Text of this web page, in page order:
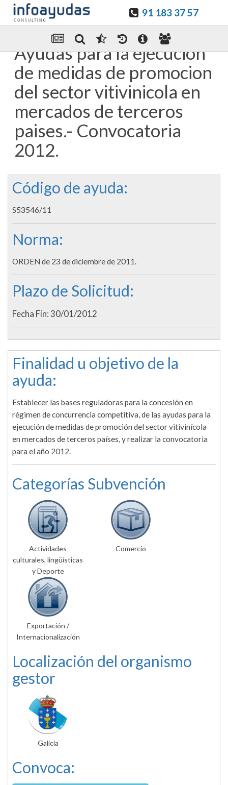
91 183 37 57
Enviar Por email
Ayudas para la ejecucion
de medidas de promocion
del sector vitivinicola en
mercados de terceros
paises.- Convocatoria
2012.
Código de ayuda:
S53546/11
Norma:
ORDEN de 23 de diciembre de 2011.
Plazo de Solicitud:
Fecha Fin: 30/01/2012
Finalidad u objetivo de la
ayuda:
Establecer las bases reguladoras para la concesión en
régimen de concurrencia competitiva, de las ayudas para la
ejecución de medidas de promoción del sector vitivinícola
en mercados de terceros países, y realizar la convocatoria
para el año 2012.
Categorías Subvención
Actividades
culturales, lingüísticas
y Deporte
Comercio
Exportación /
Internacionalización
Localización del organismo
gestor
Galicia
Convoca: